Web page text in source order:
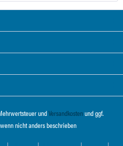
undVersandkostenund ggf.
nicht anders beschrieben